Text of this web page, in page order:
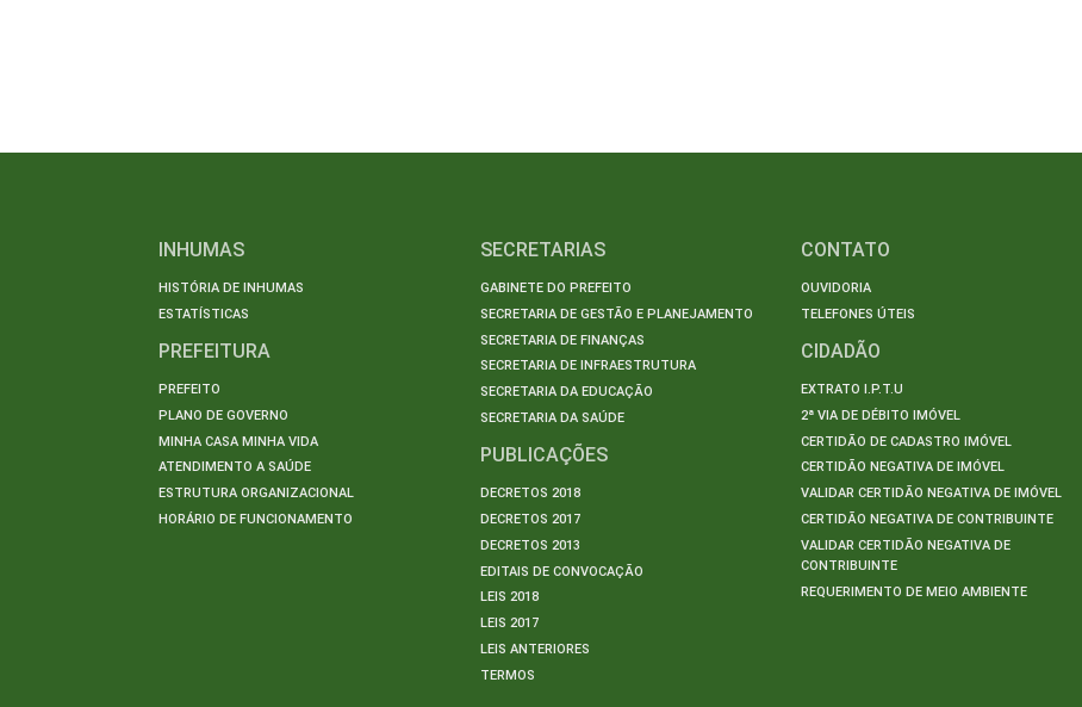
INHUMAS
HISTÓRIA DE INHUMAS
ESTATÍSTICAS
PREFEITURA
PREFEITO
PLANO DE GOVERNO
MINHA CASA MINHA VIDA
ATENDIMENTO A SAÚDE
ESTRUTURA ORGANIZACIONAL
HORÁRIO DE FUNCIONAMENTO
SECRETARIAS
GABINETE DO PREFEITO
SECRETARIA DE GESTÃO E PLANEJAMENTO
SECRETARIA DE FINANÇAS
SECRETARIA DE INFRAESTRUTURA
SECRETARIA DA EDUCAÇÃO
SECRETARIA DA SAÚDE
PUBLICAÇÕES
DECRETOS 2018
DECRETOS 2017
DECRETOS 2013
EDITAIS DE CONVOCAÇÃO
LEIS 2018
LEIS 2017
LEIS ANTERIORES
TERMOS
CONTATO
OUVIDORIA
TELEFONES ÚTEIS
CIDADÃO
EXTRATO I.P.T.U
2ª VIA DE DÉBITO IMÓVEL
CERTIDÃO DE CADASTRO IMÓVEL
CERTIDÃO NEGATIVA DE IMÓVEL
VALIDAR CERTIDÃO NEGATIVA DE IMÓVEL
CERTIDÃO NEGATIVA DE CONTRIBUINTE
VALIDAR CERTIDÃO NEGATIVA DE
CONTRIBUINTE
REQUERIMENTO DE MEIO AMBIENTE